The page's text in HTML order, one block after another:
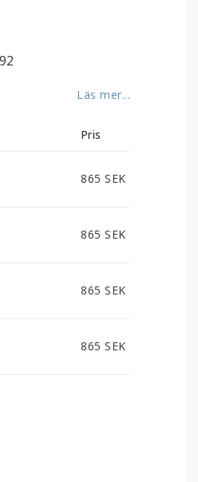
Läs mer...
Pris
865 SEK
865 SEK
865 SEK
865 SEK